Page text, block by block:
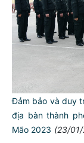
Đảm bảo và duy
địa bàn thành
Mão 2023 (23/